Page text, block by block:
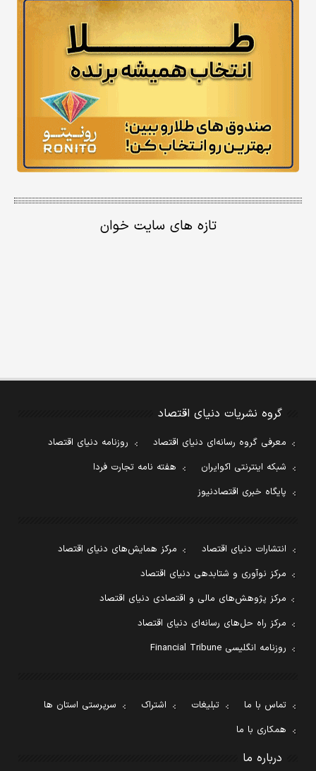
تازه های سایت خوان
گروه نشریات دنیای اقتصاد
معرفی گروه رسانه‌ای دنیای اقتصاد
روزنامه دنیای اقتصاد
شبکه اینترنتی اکوایران
هفته نامه تجارت فردا
پایگاه خبری اقتصادنیوز
انتشارات دنیای اقتصاد
مرکز همایش‌های دنیای اقتصاد
مرکز نوآوری و شتابدهی دنیای اقتصاد
مرکز پژوهش‌های مالی و اقتصادی دنیای اقتصاد
مرکز راه حل‌های رسانه‌ای دنیای اقتصاد
روزنامه انگلیسی Financial Tribune
تماس با ما تبلیغات اشتراک
سرپرستی استان ها
همکاری با ما
درباره ما